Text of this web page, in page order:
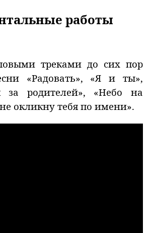
работы
треками до сих пор
«Радовать», «Я и ты»,
за родителей», «Небо на
окликну тебя по имени».